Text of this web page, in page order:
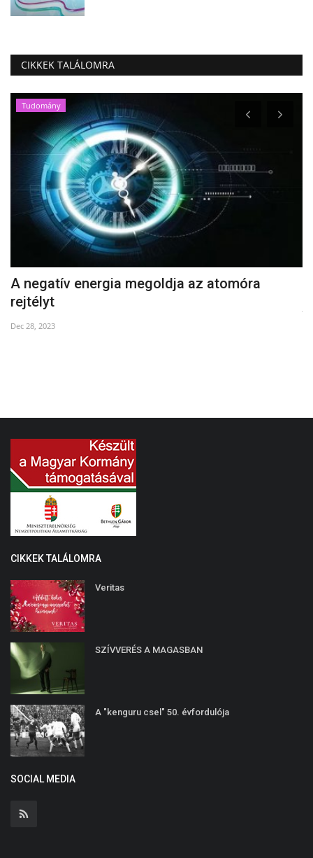
CIKKEK TALÁLOMRA
Tudomány
A negatív energia megoldja az atomóra
rejtélyt
Dec 28, 2023
CIKKEK TALÁLOMRA
Veritas
SZÍVVERÉS A MAGASBAN
A "kenguru csel" 50. évfordulója
SOCIAL MEDIA